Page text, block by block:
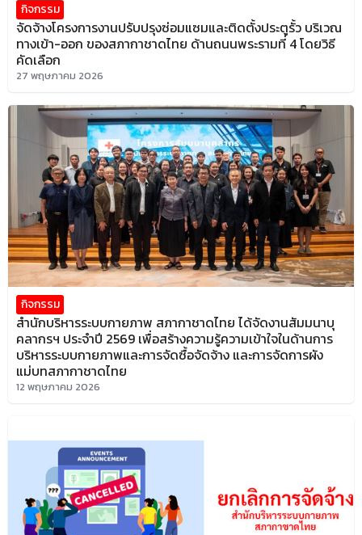
กิจกรรม
จัดจ้างโครงการงานปรับปรุงซ่อมแซมและติดตั้งประตูรั้ว บริเวณ
ทางเข้า-ออก ของสภากาชาดไทย ด้านถนนพระรามที่ 4 โดยวิธี
คัดเลือก
27 พฤษภาคม 2026
กิจกรรม
สำนักบริหารระบบกายภาพ สภากาชาดไทย ได้จัดงานสัมมนาบุ
คลากรฯ ประจำปี 2569 เพื่อสร้างความรู้ความเข้าใจในด้านการ
บริหารระบบกายภาพและการจัดซื้อจัดจ้าง และการจัดการผัง
แม่บทสภากาชาดไทย
12 พฤษภาคม 2026